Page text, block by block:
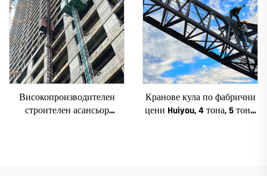
Високопроизводителен
строителен асансьор
Кранове кула по фабрични
цени Huiyou, 4 тона, 5 тона,